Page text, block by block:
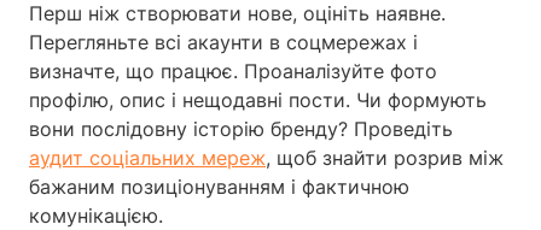
Перш ніж створювати нове, оцініть наявне.
Перегляньте всі акаунти в соцмережах і
визначте, що працює. Проаналізуйте фото
профілю, опис і нещодавні пости. Чи формують
вони послідовну історію бренду? Проведіть
аудит соціальних мереж, щоб знайти розрив між
бажаним позиціонуванням і фактичною
комунікацією.